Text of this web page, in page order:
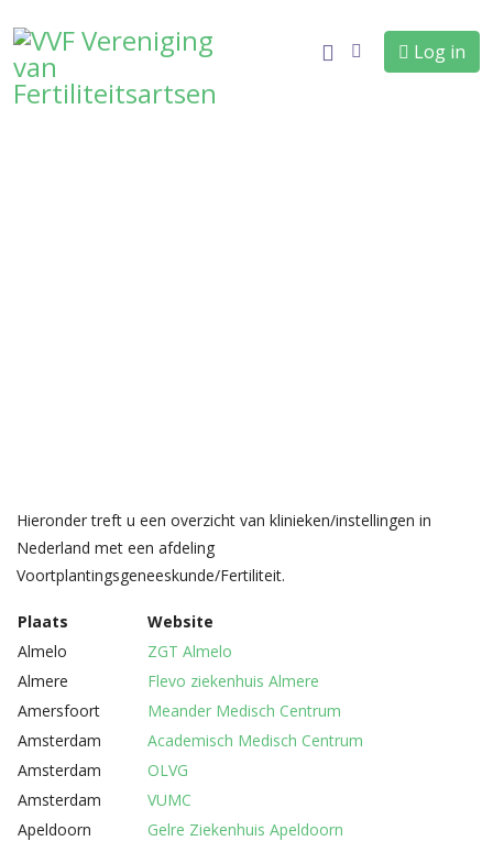
Log in
Hieronder treft u een overzicht van klinieken/instellingen in
Nederland met een afdeling
Voortplantingsgeneeskunde/Fertiliteit.
Plaats
Website
Almelo
ZGT Almelo
Almere
Flevo ziekenhuis Almere
Amersfoort
Meander Medisch Centrum
Amsterdam
Academisch Medisch Centrum
Amsterdam
OLVG
Amsterdam
VUMC
Apeldoorn
Gelre Ziekenhuis Apeldoorn